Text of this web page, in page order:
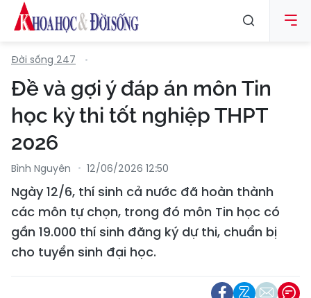
Đời sống 247
Đề và gợi ý đáp án môn Tin
học kỳ thi tốt nghiệp THPT
2026
Bình Nguyên 12/06/2026 12:50
Ngày 12/6, thí sinh cả nước đã hoàn thành
các môn tự chọn, trong đó môn Tin học có
gần 19.000 thí sinh đăng ký dự thi, chuẩn bị
cho tuyển sinh đại học.